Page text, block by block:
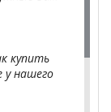
купить
у нашего